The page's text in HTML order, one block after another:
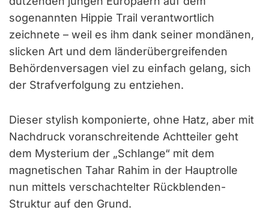
sogenannten Hippie Trail verantwortlich
zeichnete – weil es ihm dank seiner mondänen,
slicken Art und dem länderübergreifenden
Behördenversagen viel zu einfach gelang, sich
der Strafverfolgung zu entziehen.
Dieser stylish komponierte, ohne Hatz, aber mit
Nachdruck voranschreitende Achtteiler geht
dem Mysterium der „Schlange“ mit dem
magnetischen Tahar Rahim in der Hauptrolle
nun mittels verschachtelter Rückblenden-
Struktur auf den Grund.